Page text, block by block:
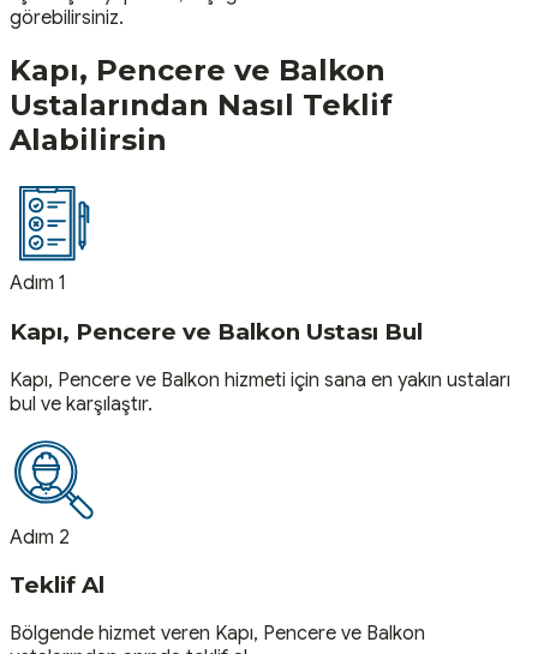
görebilirsiniz.
Kapı, Pencere ve Balkon
Ustalarından Nasıl Teklif
Alabilirsin
Adım 1
Kapı, Pencere ve Balkon Ustası Bul
Kapı, Pencere ve Balkon hizmeti için sana en yakın ustaları
bul ve karşılaştır.
Adım 2
Teklif Al
Bölgende hizmet veren Kapı, Pencere ve Balkon